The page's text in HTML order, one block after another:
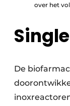
over het
De